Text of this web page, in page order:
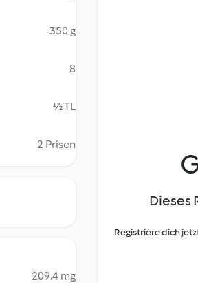
350 g
8
½ TL
2 Prisen
209.4 mg
Dieses
Registriere dich